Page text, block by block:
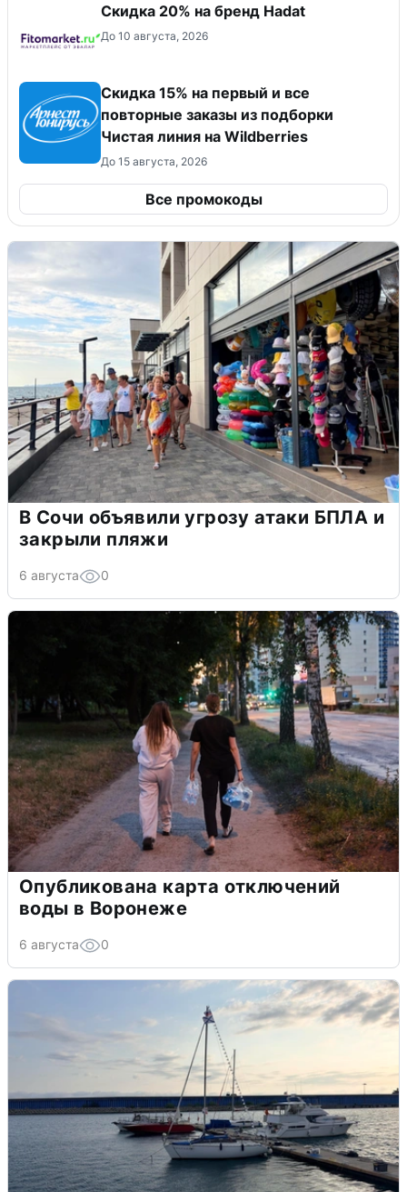
Скидка 20% на бренд Hadat
До 10 августа, 2026
Скидка 15% на первый и все
повторные заказы из подборки
Чистая линия на Wildberries
До 15 августа, 2026
Все промокоды
В Сочи объявили угрозу атаки БПЛА и
закрыли пляжи
6 августа 0
Опубликована карта отключений
воды в Воронеже
6 августа 0